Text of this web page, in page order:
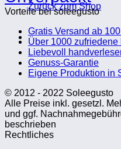
Zurück zum Shop
Vorteile bei soleegusto
Gratis Versand ab
Über 1000 zufriedene
Liebevoll
Genuss-Garantie
Eigene Produktion in
© 2012 - 2022 Soleegusto
Alle Preise inkl. gesetzl.
und ggf.
beschrieben
Rechtliches